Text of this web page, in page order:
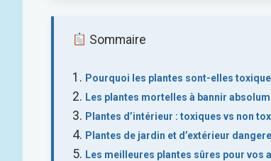
Sommaire
Pourquoi les plantes sont-elles
Les plantes mortelles à bannir
Plantes d’intérieur : toxiques vs non
Plantes de jardin et d’extérieur
Les meilleures plantes sûres pour vos